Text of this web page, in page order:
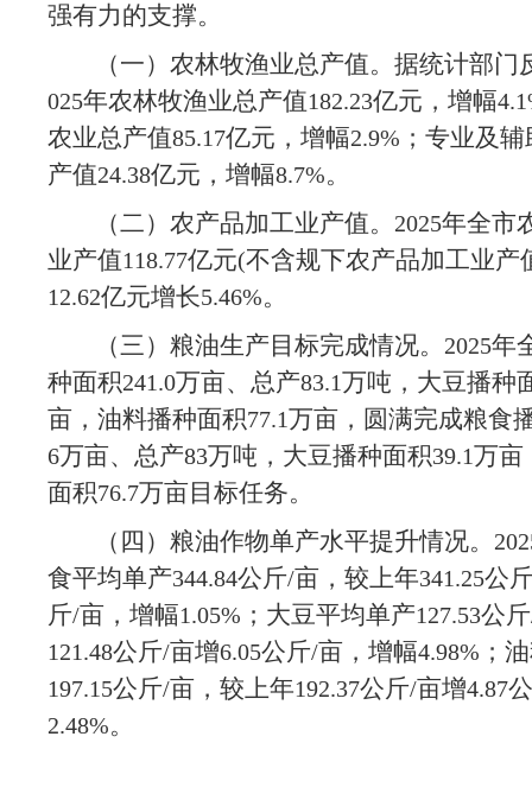
强有力的支撑。
（一）农林牧渔业总产值。据统计部门
025年农林牧渔业总产值182.23亿元，增幅
农业总产值85.17亿元，增幅2.9% ；专业及
产值24.38亿元，增幅8.7%。
（二）农产品加工业产值。 2025年全市
业产值118.77亿元(不含规下农产品加工业产
12.62亿元增长5.46%。
（三）粮油生产目标完成情况。 2025年
种面积241.0万亩、总产83.1万吨，大豆播种
亩，油料播种面积77.1万亩，圆满完成粮食
6万亩、总产83万吨，大豆播种面积39.1万亩
面积76.7万亩目标任务。
（四）粮油作物单产水平提升情况。
食平均单产344.84公斤/亩，较上年341.25公
斤/亩，增幅1.05% ；大豆平均单产127.53公斤
121.48公斤/亩增6.05公斤/亩，增幅4.98% ；
197.15公斤/亩，较上年192.37公斤/亩增4.87
2.48%。